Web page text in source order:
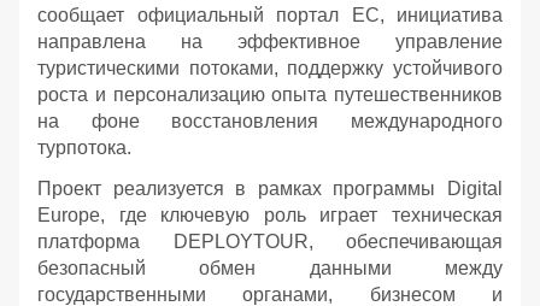
сообщает официальный портал ЕС, инициатива
направлена на эффективное управление
туристическими потоками, поддержку устойчивого
роста и персонализацию опыта путешественников
на фоне восстановления международного
турпотока.
Проект реализуется в рамках программы Digital
Europe, где ключевую роль играет техническая
платформа DEPLOYTOUR, обеспечивающая
безопасный обмен данными между
государственными органами, бизнесом и